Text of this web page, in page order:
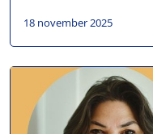
18 november 2025